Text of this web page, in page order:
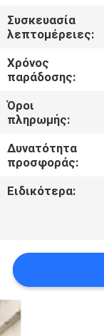
ΕΠΙΣΚΈΨΕΙΣ
ΈΛΕΓΧΟΣ
ΠΟΙΌΤΗΤΑΣ
ΕΙΔΉΣΕΙΣ
CONTACT
US
Συσκευασία
λεπτομέρειες:
Χρόνος
παράδοσης:
Όροι
πληρωμής:
Δυνατότητα
προσφοράς:
Ειδικότερα: